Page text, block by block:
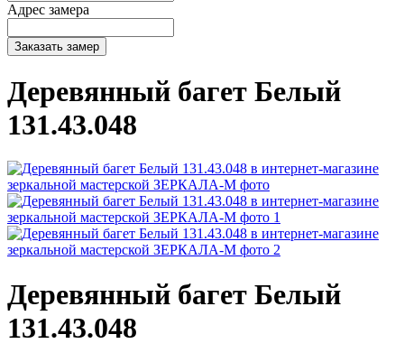
Адрес замера
Заказать замер
Деревянный багет Белый
131.43.048
Деревянный багет Белый
131.43.048